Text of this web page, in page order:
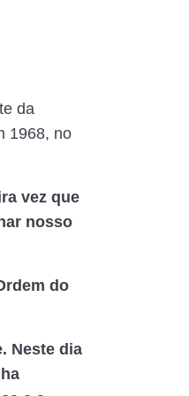
da
1968, no
vez que
nosso
do
Neste dia